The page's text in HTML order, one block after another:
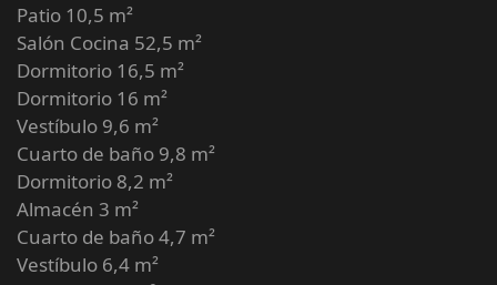
Patio 10,5 m²
Salón Cocina 52,5 m²
Dormitorio 16,5 m²
Dormitorio 16 m²
Vestíbulo 9,6 m²
Cuarto de baño 9,8 m²
Dormitorio 8,2 m²
Almacén 3 m²
Cuarto de baño 4,7 m²
Vestíbulo 6,4 m²